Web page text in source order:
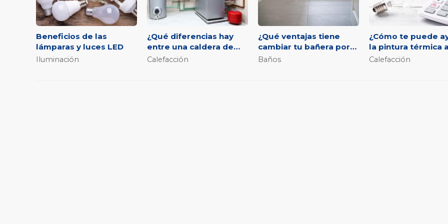
Beneficios de las
lámparas y luces LED
Iluminación
¿Qué diferencias hay
entre una caldera de
condensación, mixta, de
Calefacción
¿Qué ventajas tiene
cambiar tu bañera por
un plato de ducha?
Baños
¿Cómo te puede
la pintura térmica a
ahorrar en tus
Calefacción